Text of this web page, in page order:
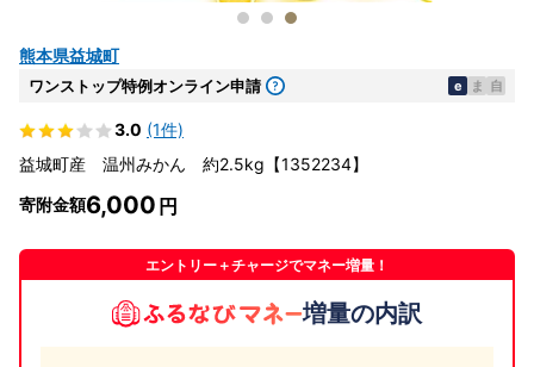
熊本県益城町
ワンストップ特例オンライン申請 e ま 自
3.0 (1件)
益城町産 温州みかん 約2.5kg【1352234】
寄附金額6,000
エントリー＋チャージでマネー増量！
増量の内訳